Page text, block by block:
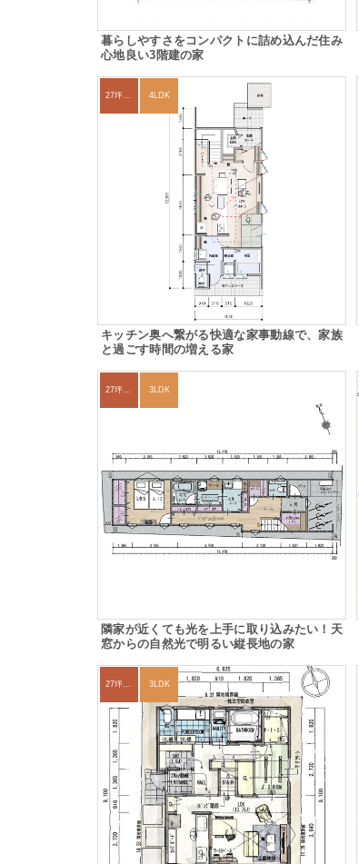
暮らしやすさをコンパクトに詰め込んだ住み
心地良い3階建の家
27坪〜30坪 4LDK
キッチン奥へ繋がる快適な家事動線で、家族
と過ごす時間の増える家
27坪〜30坪 3LDK
隣家が近くても光を上手に取り込みたい！天
窓からの自然光で明るい縦長地の家
27坪〜30坪 3LDK